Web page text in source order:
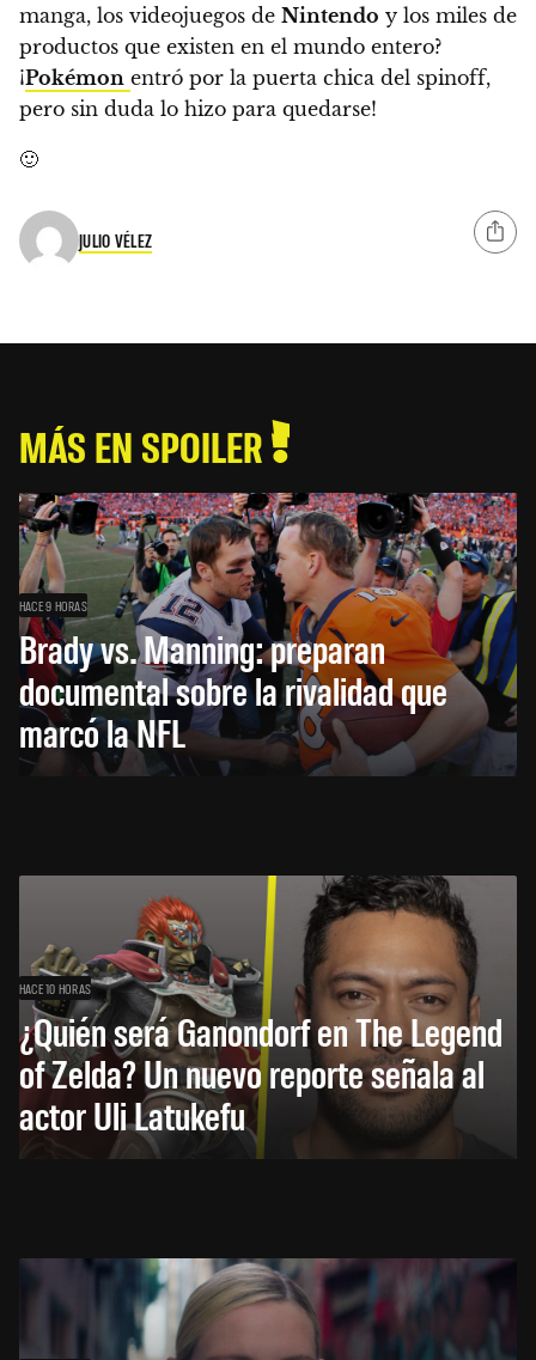
manga, los videojuegos de Nintendo y los miles de
productos que existen en el mundo entero?
¡Pokémon entró por la puerta chica del spinoff,
pero sin duda lo hizo para quedarse!
🙂
JULIO VÉLEZ
MÁS EN SPOILER
HACE 9 HORAS
Brady vs. Manning: preparan
documental sobre la rivalidad que
marcó la NFL
HACE 10 HORAS
¿Quién será Ganondorf en The Legend
of Zelda? Un nuevo reporte señala al
actor Uli Latukefu